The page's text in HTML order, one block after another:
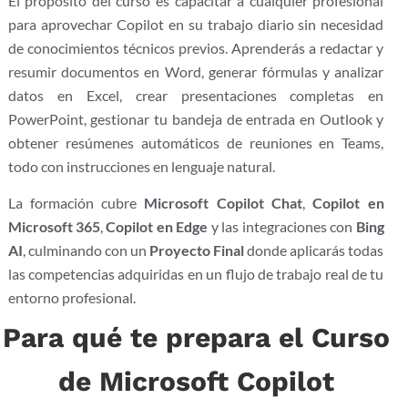
para aprovechar Copilot en su trabajo diario sin necesidad
de conocimientos técnicos previos. Aprenderás a redactar y
resumir documentos en Word, generar fórmulas y analizar
datos en Excel, crear presentaciones completas en
PowerPoint, gestionar tu bandeja de entrada en Outlook y
obtener resúmenes automáticos de reuniones en Teams,
todo con instrucciones en lenguaje natural.
La formación cubre Microsoft Copilot Chat,Copilot en
Microsoft 365,Copilot en Edge y las integraciones con Bing
AI, culminando con un Proyecto Finaldonde aplicarás todas
las competencias adquiridas en un flujo de trabajo real de tu
entorno profesional.
Para qué te prepara el Curso
de Microsoft Copilot